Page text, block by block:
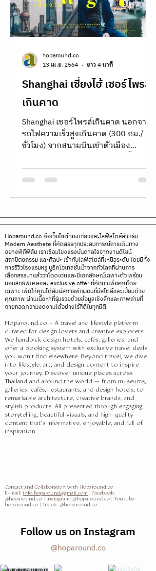
between ancient heritage and modern
serenity, overlooking the iconic
rooftops of the Old Town and the maj
Shanghai เซี่ยงไฮ้ เซอร์ไพรส์
เกินคาด
Shanghai เซอร์ไพรส์เกินคาด นอกจาก
รถไฟความเร็วสูงเกินคาด (300 กม./
ชั่วโมง) จากสนามบินเข้าตัวเมือง
เซอร์ไพร
hoparound.co
13 เม.ย. 2564
ยาว 4 นาที
Hoparound.co คือเว็บไซต์ท่องเที่ยวและไลฟ์สไตล์สำหรับ
Modern Aesthete ที่คัดสรรทุกประสบการณ์การเดินทาง
อย่างพิถีพิถัน เราเชื่อมโยงแรงบันดาลใจจากงานดีไซน์
สถาปัตยกรรม และศิลปะ เข้ากับไลฟ์สไตล์ที่เหนือระดับ โดยมีทั้ง
การรีวิวโรงแรมหรู บูธีคโอเทลชั้นนำจากทั่วโลกที่ผ่านการ
เลือกสรรมาแล้วว่าโดดเด่นและมีเอกลักษณ์เฉพาะตัว พร้อม
มอบสิทธิพิเศษและ exclusive offer ที่คัดมาเพื่อคุณโดย
เฉพาะ เพื่อให้คุณได้สัมผัสการพักผ่อนที่มีสไตล์และเปี่ยมด้วย
คุณภาพ ผ่านเนื้อหาที่รุ่มรวยด้วยข้อมูลเชิงลึกและภาพถ่ายที่
ถ่ายทอดความงดงามได้อย่างไร้ที่ติในทุกมิติ
Hoparound.co – A travel and lifestyle platform
curated for design lovers and creative explorers.
We handpick design hotels, cafés, galleries, and
offer a booking system with exclusive travel deals
you won’t find elsewhere. Beyond travel, we dive
into lifestyle, art, and design content to inspire
your journey. Discover unique places across
Thailand and around the world — from museums,
galleries, cafés, restaurants, and design hotels, to
remarkable architecture, creative brands, and
stylish products. All presented through engaging
storytelling, beautiful visuals, and high-quality
content that’s informative, enjoyable, and full of
inspiration.
Contact and Collaboration with Hoparound.co
E-mail: info.hoparound@gmail.com | Facebook:
@hoparound.co | Instagram: @hoparound.co | Youtube:
hoparound.co | Tiktok: @hoparound.co
Follow us on Instagram
@hoparound.co